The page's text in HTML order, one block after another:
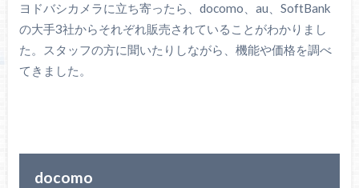
ヨドバシカメラに立ち寄ったら、docomo、au、SoftBank
の大手3社からそれぞれ販売されていることがわかりまし
た。スタッフの方に聞いたりしながら、機能や価格を調べ
てきました。
docomo